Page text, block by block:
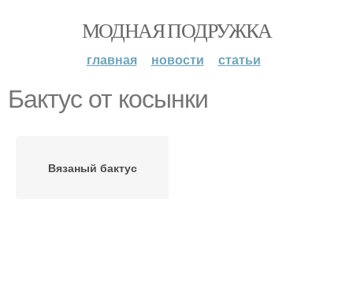
МОДНАЯ ПОДРУЖКА
главная новости статьи
Бактус от косынки
Вязаный бактус